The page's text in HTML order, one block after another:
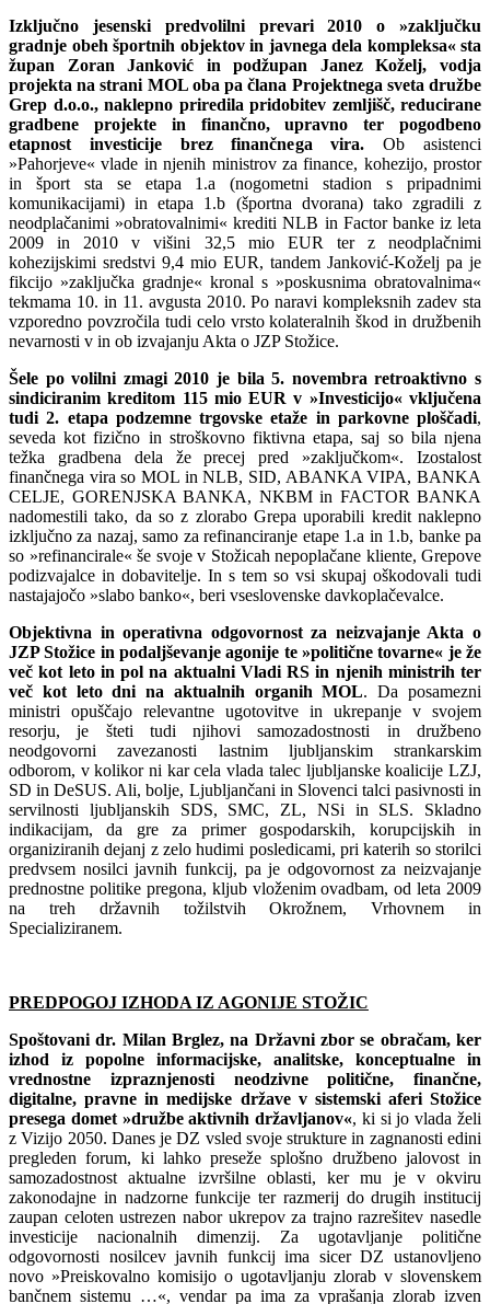
Izključno jesenski predvolilni prevari 2010 o »zaključku
gradnje obeh športnih objektov in javnega dela kompleksa« sta
župan Zoran Janković in podžupan Janez Koželj, vodja
projekta na strani MOL oba pa člana Projektnega sveta družbe
Grep d.o.o., naklepno priredila pridobitev zemljišč, reducirane
gradbene projekte in finančno, upravno ter pogodbeno
etapnost investicije brez finančnega vira. Ob asistenci
»Pahorjeve« vlade in njenih ministrov za finance, kohezijo, prostor
in šport sta se etapa 1.a (nogometni stadion s pripadnimi
komunikacijami) in etapa 1.b (športna dvorana) tako zgradili z
neodplačanimi »obratovalnimi« krediti NLB in Factor banke iz leta
2009 in 2010 v višini 32,5 mio EUR ter z neodplačnimi
kohezijskimi sredstvi 9,4 mio EUR, tandem Janković-Koželj pa je
fikcijo »zaključka gradnje« kronal s »poskusnima obratovalnima«
tekmama 10. in 11. avgusta 2010. Po naravi kompleksnih zadev sta
vzporedno povzročila tudi celo vrsto kolateralnih škod in družbenih
nevarnosti v in ob izvajanju Akta o JZP Stožice.
Šele po volilni zmagi 2010 je bila 5. novembra retroaktivno s
sindiciranim kreditom 115 mio EUR v »Investicijo« vključena
tudi 2. etapa podzemne trgovske etaže in parkovne ploščadi,
seveda kot fizično in stroškovno fiktivna etapa, saj so bila njena
težka gradbena dela že precej pred »zaključkom«. Izostalost
finančnega vira so MOL in NLB, SID, ABANKA VIPA, BANKA
CELJE, GORENJSKA BANKA, NKBM in FACTOR BANKA
nadomestili tako, da so z zlorabo Grepa uporabili kredit naklepno
izključno za nazaj, samo za refinanciranje etape 1.a in 1.b, banke pa
so »refinancirale« še svoje v Stožicah nepoplačane kliente, Grepove
podizvajalce in dobavitelje. In s tem so vsi skupaj oškodovali tudi
nastajajočo »slabo banko«, beri vseslovenske davkoplačevalce.
Objektivna in operativna odgovornost za neizvajanje Akta o
JZP Stožice in podaljševanje agonije te »politične tovarne« je že
več kot leto in pol na aktualni Vladi RS in njenih ministrih ter
več kot leto dni na aktualnih organih MOL. Da posamezni
ministri opuščajo relevantne ugotovitve in ukrepanje v svojem
resorju, je šteti tudi njihovi samozadostnosti in družbeno
neodgovorni zavezanosti lastnim ljubljanskim strankarskim
odborom, v kolikor ni kar cela vlada talec ljubljanske koalicije LZJ,
SD in DeSUS. Ali, bolje, Ljubljančani in Slovenci talci pasivnosti in
servilnosti ljubljanskih SDS, SMC, ZL, NSi in SLS. Skladno
indikacijam, da gre za primer gospodarskih, korupcijskih in
organiziranih dejanj z zelo hudimi posledicami, pri katerih so storilci
predvsem nosilci javnih funkcij, pa je odgovornost za neizvajanje
prednostne politike pregona, kljub vloženim ovadbam, od leta 2009
na treh državnih tožilstvih Okrožnem, Vrhovnem in
Specializiranem.
PREDPOGOJ IZHODA IZ AGONIJE STOŽIC
Spoštovani dr. Milan Brglez, na Državni zbor se obračam, ker
izhod iz popolne informacijske, analitske, konceptualne in
vrednostne izpraznjenosti neodzivne politične, finančne,
digitalne, pravne in medijske države v sistemski aferi Stožice
presega domet »družbe aktivnih državljanov«, ki si jo vlada želi
z Vizijo 2050. Danes je DZ vsled svoje strukture in zagnanosti edini
pregleden forum, ki lahko preseže splošno družbeno jalovost in
samozadostnost aktualne izvršilne oblasti, ker mu je v okviru
zakonodajne in nadzorne funkcije ter razmerij do drugih institucij
zaupan celoten ustrezen nabor ukrepov za trajno razrešitev nasedle
investicije nacionalnih dimenzij. Za ugotavljanje politične
odgovornosti nosilcev javnih funkcij ima sicer DZ ustanovljeno
novo »Preiskovalno komisijo o ugotavljanju zlorab v slovenskem
bančnem sistemu …«, vendar pa ima za vprašanja zlorab izven